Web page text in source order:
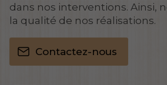
dans nos interventions. Ainsi,
la qualité de nos réalisations.
Contactez-nous